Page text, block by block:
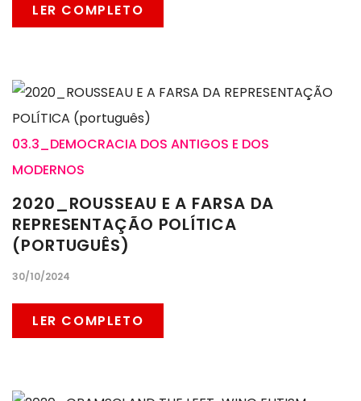
LER COMPLETO
03.3_DEMOCRACIA DOS ANTIGOS E DOS
MODERNOS
2020_ROUSSEAU E A FARSA DA
REPRESENTAÇÃO POLÍTICA
(PORTUGUÊS)
30/10/2024
LER COMPLETO